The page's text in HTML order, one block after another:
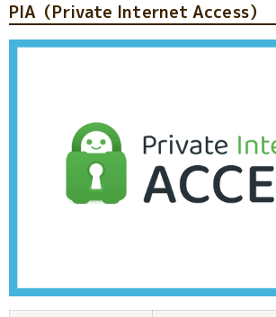
PIA（Private Internet Access）